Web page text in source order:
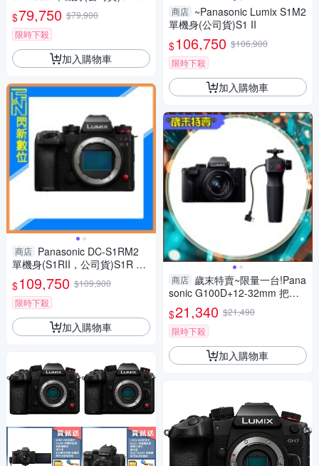
ES
$79,750 $79,900
限時下殺
加入購物車
商店 Panasonic DC-S1RM2
單機身(S1RII，公司貨)S1R Ma
rk II S1R2
$109,750 $109,900
限時下殺
加入購物車
商店 ~Panasonic Lumix S1M2
單機身(公司貨)S1 II
$106,750 $106,900
限時下殺
加入購物車
商店 歲末特賣~限量一台!Pana
sonic G100D+12-32mm 把手
組(G100D+1232+SHGR2，公
司貨)
$21,340 $21,490
限時下殺
加入購物車